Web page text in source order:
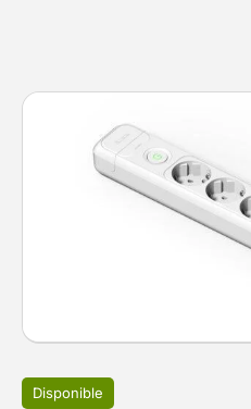
Disponible